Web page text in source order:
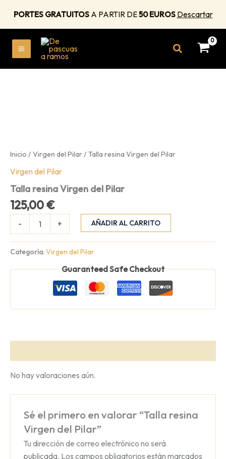
PORTES GRATUITOSA PARTIR DE50 EUROS Descartar
contenidoMAIN
Buscar
Inicio /Virgen del Pilar/ Talla resina Virgen del Pilar
Virgen del Pilar
Talla resina Virgen del Pilar
125,00€
-
del
cantidad
+ AÑADIR AL CARRITO
Categoría:Virgen del Pilar
Guaranteed Safe Checkout
No hay valoraciones aún.
Sé el primero en valorar “Talla resina
Virgen del Pilar”
Tu dirección de correo electrónico no será
publicada. Los campos obligatorios están marcados
del
Pilar
cantidad